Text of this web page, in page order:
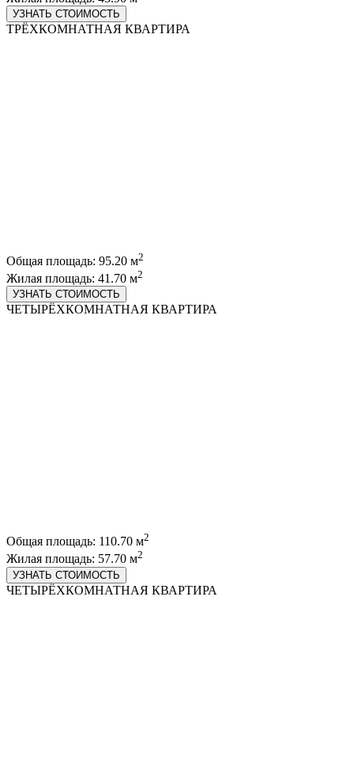
УЗНАТЬ СТОИМОСТЬ
ТРЁХКОМНАТНАЯ КВАРТИРА
Общая площадь: 95.20 м2
Жилая площадь: 41.70 м2
УЗНАТЬ СТОИМОСТЬ
ЧЕТЫРЁХКОМНАТНАЯ КВАРТИРА
Общая площадь: 110.70 м2
Жилая площадь: 57.70 м2
УЗНАТЬ СТОИМОСТЬ
ЧЕТЫРЁХКОМНАТНАЯ КВАРТИРА